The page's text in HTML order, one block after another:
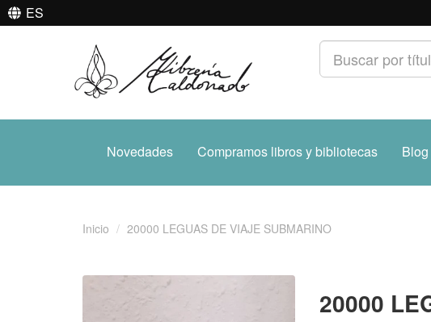
ES
Novedades Compramos libros y bibliotecas Blog
Inicio 20000 LEGUAS DE VIAJE SUBMARINO
20000